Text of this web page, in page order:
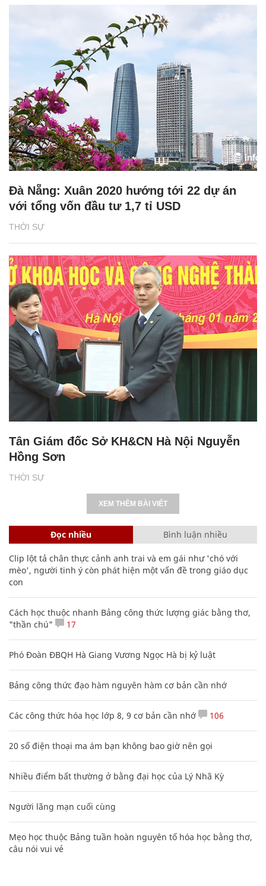
THỜI SỰ
Đà Nẵng: Xuân 2020 hướng tới 22 dự án
với tổng vốn đầu tư 1,7 tỉ USD
THỜI SỰ
Tân Giám đốc Sở KH&CN Hà Nội Nguyễn
Hồng Sơn
XEM THÊM BÀI VIẾT
Đọc nhiều Bình luận nhiều
Clip lột tả chân thực cảnh anh trai và em gái như 'chó với
mèo', người tinh ý còn phát hiện một vấn đề trong giáo dục
con
Cách học thuộc nhanh Bảng công thức lượng giác bằng thơ,
"thần chú"
17
Phó Đoàn ĐBQH Hà Giang Vương Ngọc Hà bị kỷ luật
Bảng công thức đạo hàm nguyên hàm cơ bản cần nhớ
Các công thức hóa học lớp 8, 9 cơ bản cần nhớ 106
20 số điện thoại ma ám bạn không bao giờ nên gọi
Nhiều điểm bất thường ở bằng đại học của Lý Nhã Kỳ
Người lãng mạn cuối cùng
Mẹo học thuộc Bảng tuần hoàn nguyên tố hóa học bằng thơ,
câu nói vui vẻ